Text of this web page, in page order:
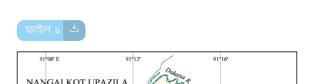
ফাইল ১